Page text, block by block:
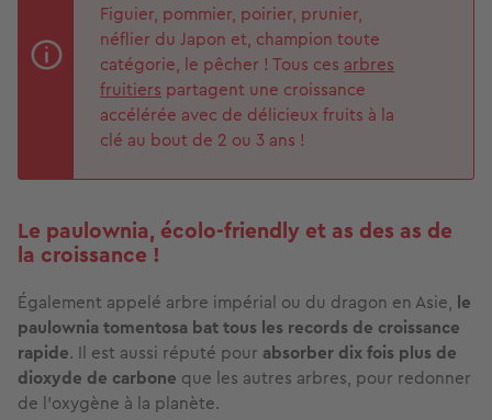
Figuier, pommier, poirier, prunier,
néflier du Japon et, champion toute
catégorie, le pêcher ! Tous ces arbres
fruitiers partagent une croissance
accélérée avec de délicieux fruits à la
clé au bout de 2 ou 3 ans !
Le paulownia, écolo-friendly et as des as de
la croissance !
Également appelé arbre impérial ou du dragon en Asie, le
paulownia tomentosa bat tous les records de croissance
rapide. Il est aussi réputé pour absorber dix fois plus de
dioxyde de carbone que les autres arbres, pour redonner
de l'oxygène à la planète.